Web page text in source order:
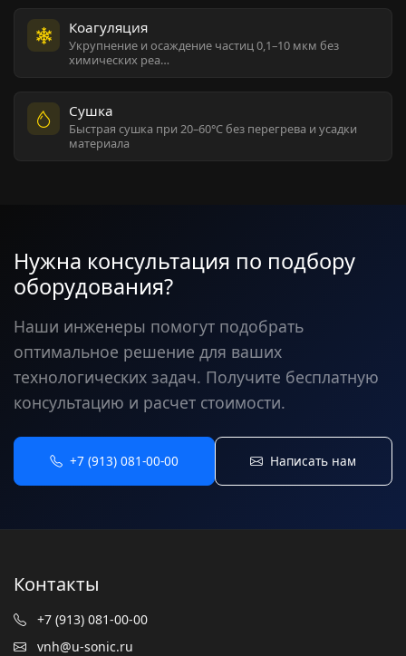
Коагуляция
Укрупнение и осаждение частиц 0,1–10 мкм без
химических реа…
Сушка
Быстрая сушка при 20–60°C без перегрева и усадки
материала
Нужна консультация по подбору
оборудования?
Наши инженеры помогут подобрать
оптимальное решение для ваших
технологических задач. Получите бесплатную
консультацию и расчет стоимости.
+7 (913) 081-00-00 Написать нам
Контакты
+7 (913) 081-00-00
vnh@u-sonic.ru